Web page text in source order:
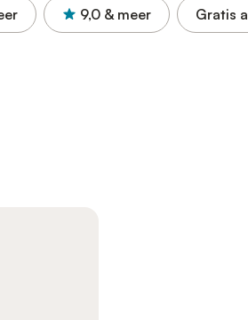
9,0 & meer Gratis